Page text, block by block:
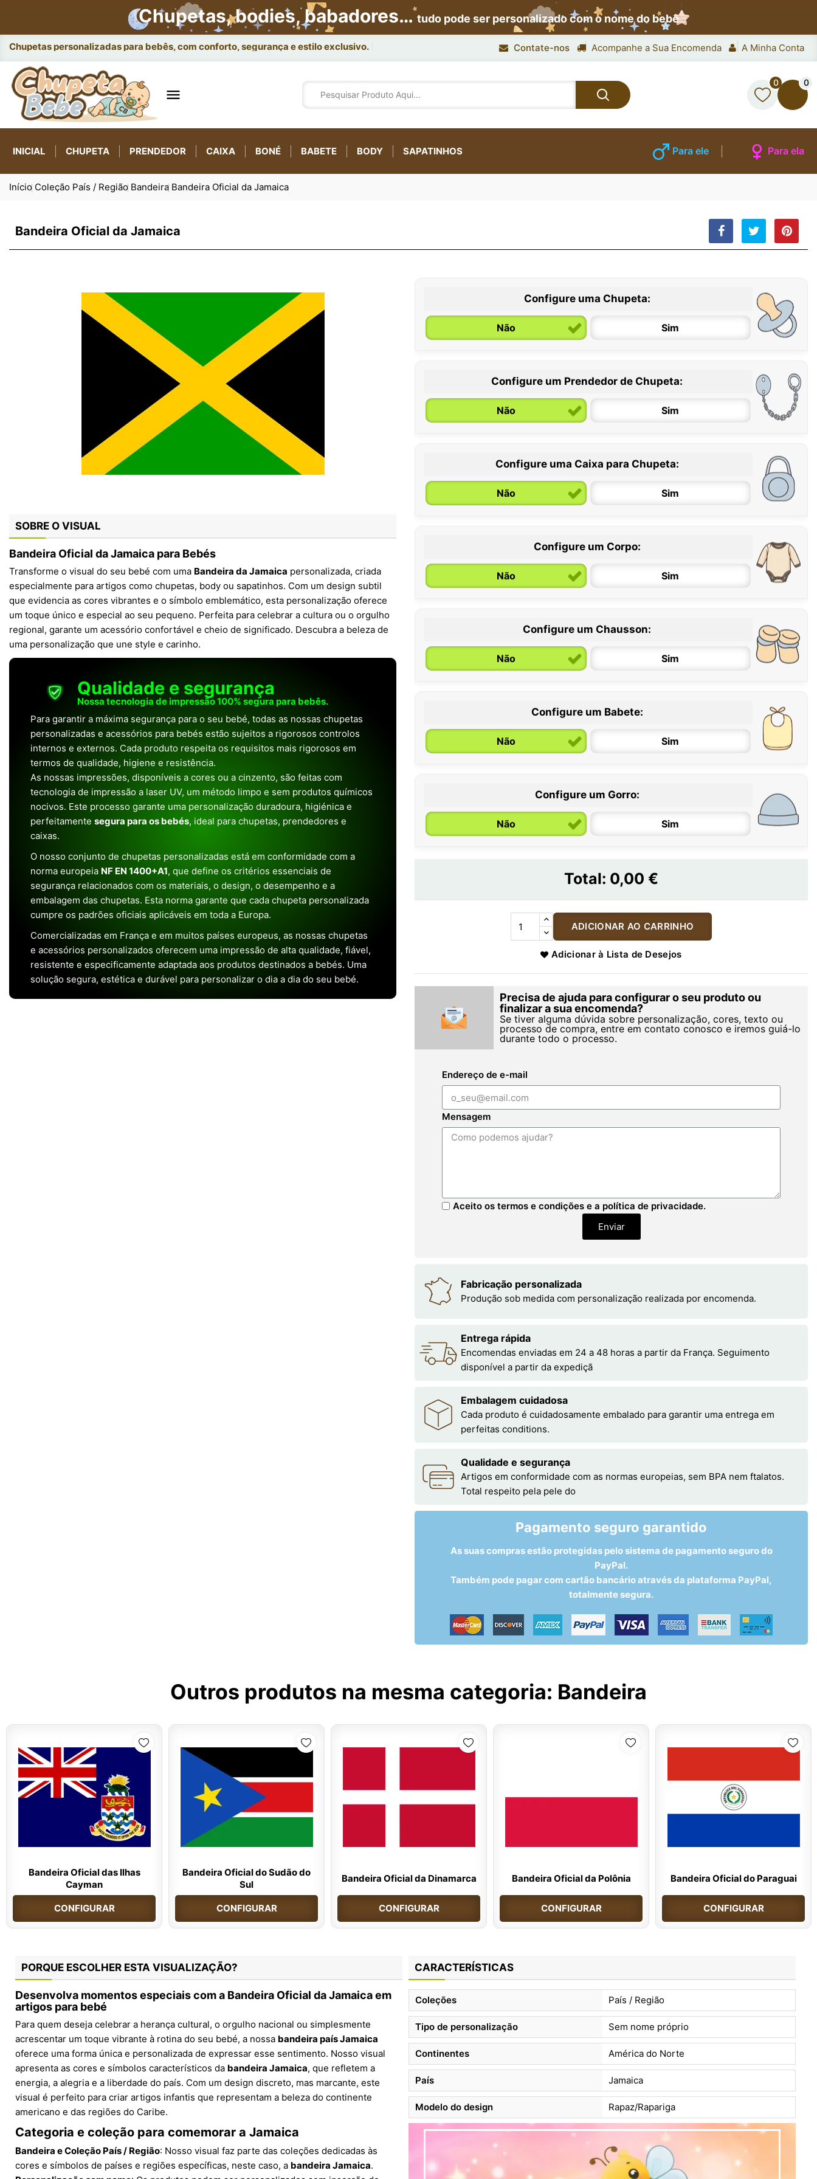
Chupetas, bodies, babadores…tudo pode ser personalizado com o nome do bebê
Chupetas personalizadas para bebês, com conforto, segurança e estilo exclusivo. Contate-nos Acompanhe a Sua Encomenda A Minha Conta

0 0
INICIAL CHUPETA PRENDEDOR CAIXA BONÉ BABETE BODY SAPATINHOS Para ele Para ela
Início Coleção País / Região Bandeira Bandeira Oficial da Jamaica
Bandeira Oficial da Jamaica
SOBRE O VISUAL
Bandeira Oficial da Jamaica para Bebés
Transforme o visual do seu bebé com uma Bandeira da Jamaica personalizada, criada
especialmente para artigos como chupetas, body ou sapatinhos. Com um design subtil
que evidencia as cores vibrantes e o símbolo emblemático, esta personalização oferece
um toque único e especial ao seu pequeno. Perfeita para celebrar a cultura ou o orgulho
regional, garante um acessório confortável e cheio de significado. Descubra a beleza de
uma personalização que une style e carinho.
Qualidade e segurança
Nossa tecnologia de impressão 100% segura para bebês.
Para garantir a máxima segurança para o seu bebé, todas as nossas chupetas
personalizadas e acessórios para bebés estão sujeitos a rigorosos controlos
internos e externos. Cada produto respeita os requisitos mais rigorosos em
termos de qualidade, higiene e resistência.
As nossas impressões, disponíveis a cores ou a cinzento, são feitas com
tecnologia de impressão a laser UV, um método limpo e sem produtos químicos
nocivos. Este processo garante uma personalização duradoura, higiénica e
perfeitamente segura para os bebés, ideal para chupetas, prendedores e
caixas.
O nosso conjunto de chupetas personalizadas está em conformidade com a
norma europeia NF EN 1400+A1, que define os critérios essenciais de
segurança relacionados com os materiais, o design, o desempenho e a
embalagem das chupetas. Esta norma garante que cada chupeta personalizada
cumpre os padrões oficiais aplicáveis em toda a Europa.
Comercializadas em França e em muitos países europeus, as nossas chupetas
e acessórios personalizados oferecem uma impressão de alta qualidade, fiável,
resistente e especificamente adaptada aos produtos destinados a bebés. Uma
solução segura, estética e durável para personalizar o dia a dia do seu bebé.
Configure uma Chupeta:
Não Sim
0 / 6 meses
Configure um Prendedor de Chupeta:
Não Sim
Configure uma Caixa para Chupeta:
Não Sim
Configure um Corpo:
Não Sim
6 / 12 meses 12 / 18 meses
Configure um Chausson:
Não Sim
Configure um Babete:
Não Sim
Configure um Gorro:
Não Sim
Total: 0,00 €
ADICIONAR AO CARRINHO
Adicionar à Lista de Desejos
Precisa de ajuda para configurar o seu produto ou
finalizar a sua encomenda?
Se tiver alguma dúvida sobre personalização, cores, texto ou
processo de compra, entre em contato conosco e iremos guiá-lo
durante todo o processo.
Endereço de e-mail
Mensagem
Aceito os termos e condições e a política de privacidade.
Enviar
Fabricação personalizada
Produção sob medida com personalização realizada por encomenda.
Entrega rápida
Encomendas enviadas em 24 a 48 horas a partir da França. Seguimento
disponível a partir da expediçã
Embalagem cuidadosa
Cada produto é cuidadosamente embalado para garantir uma entrega em
perfeitas conditions.
Qualidade e segurança
Artigos em conformidade com as normas europeias, sem BPA nem ftalatos.
Total respeito pela pele do
Pagamento seguro garantido
As suas compras estão protegidas pelo sistema de pagamento seguro do
PayPal.
Também pode pagar com cartão bancário através da plataforma PayPal,
totalmente segura.
Outros produtos na mesma categoria: Bandeira
Bandeira Oficial das Ilhas
Cayman
CONFIGURAR
Bandeira Oficial do Sudão do
Sul
CONFIGURAR
Bandeira Oficial da Dinamarca
CONFIGURAR
Bandeira Oficial da Polônia
CONFIGURAR
Bandeira Oficial do Paraguai
CONFIGURAR
PORQUE ESCOLHER ESTA VISUALIZAÇÃO?
Desenvolva momentos especiais com a Bandeira Oficial da Jamaica em
artigos para bebé
Para quem deseja celebrar a herança cultural, o orgulho nacional ou simplesmente
acrescentar um toque vibrante à rotina do seu bebé, a nossa bandeira país Jamaica
oferece uma forma única e personalizada de expressar esse sentimento. Nosso visual
apresenta as cores e símbolos característicos da bandeira Jamaica, que refletem a
energia, a alegria e a liberdade do país. Com um design discreto, mas marcante, este
visual é perfeito para criar artigos infantis que representam a beleza do continente
americano e das regiões do Caribe.
Categoria e coleção para comemorar a Jamaica
Bandeira e Coleção País / Região: Nosso visual faz parte das coleções dedicadas às
cores e símbolos de países e regiões específicas, neste caso, a bandeira Jamaica.
CARACTERÍSTICAS
Coleções País / Região
Tipo de personalização Sem nome próprio
Continentes América do Norte
País Jamaica
Modelo do design Rapaz/Rapariga